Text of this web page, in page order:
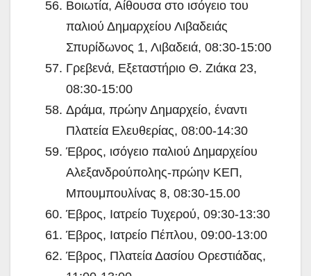
Βοιωτία, Αίθουσα στο ισόγειο του
παλιού Δημαρχείου Λιβαδειάς
Σπυρίδωνος 1, Λιβαδειά, 08:30-15:00
Γρεβενά, Εξεταστήριο Θ. Ζιάκα 23,
08:30-15:00
Δράμα, πρώην Δημαρχείο, έναντι
Πλατεία Ελευθερίας, 08:00-14:30
Έβρος, ισόγειο παλιού Δημαρχείου
Αλεξανδρούπολης-πρώην ΚΕΠ,
Μπουμπουλίνας 8, 08:30-15.00
Έβρος, Ιατρείο Τυχερού, 09:30-13:30
Έβρος, Ιατρείο Πέπλου, 09:00-13:00
Έβρος, Πλατεία Δασίου Ορεστιάδας,